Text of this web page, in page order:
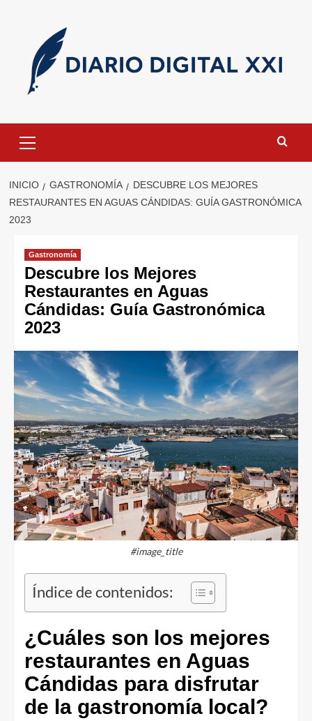
contenido
primario
INICIO GASTRONOMÍA
DESCUBRE LOS MEJORES
RESTAURANTES EN AGUAS CÁNDIDAS: GUÍA GASTRONÓMICA
2023
Gastronomía
Descubre los Mejores
Restaurantes en Aguas
Cándidas: Guía Gastronómica
2023
#image_title
Índice de contenidos:
¿Cuáles son los mejores
restaurantes en Aguas
Cándidas para disfrutar
de la gastronomía local?